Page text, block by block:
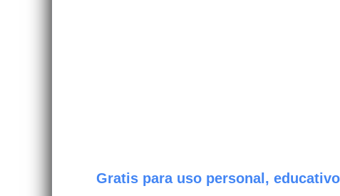
Gratis para uso personal,